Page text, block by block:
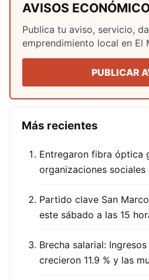
AVISOS
Publica tu aviso, servicio,
emprendimiento local en El
PUBLICAR
Más recientes
Entregaron fibra óptica
organizaciones sociales
Partido clave San
este sábado a las 15
Brecha salarial:
crecieron 11.9 % y las